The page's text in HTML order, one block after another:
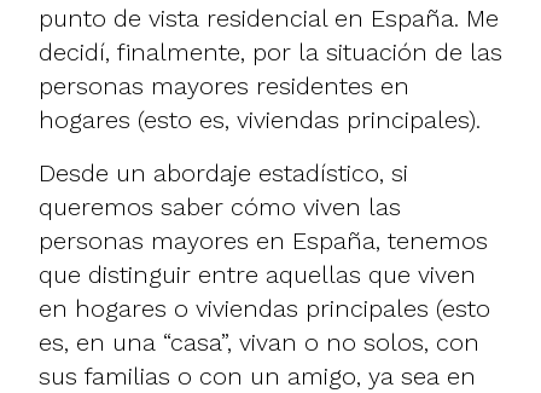
punto de vista residencial en España. Me
decidí, finalmente, por la situación de las
personas mayores residentes en
hogares (esto es, viviendas principales).
Desde un abordaje estadístico, si
queremos saber cómo viven las
personas mayores en España, tenemos
que distinguir entre aquellas que viven
en hogares o viviendas principales (esto
es, en una “casa”, vivan o no solos, con
sus familias o con un amigo, ya sea en